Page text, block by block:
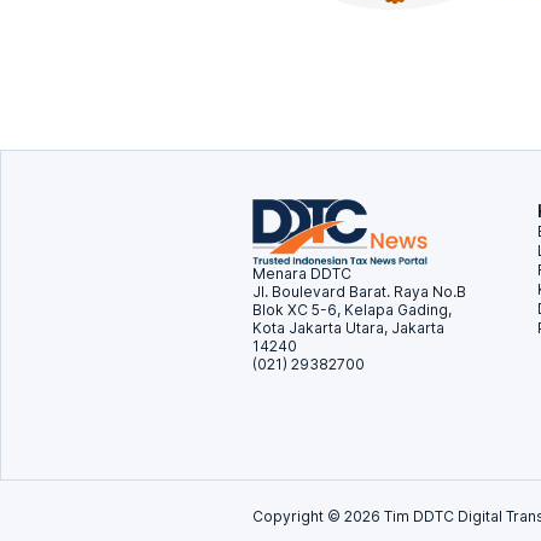
Menara DDTC
Jl. Boulevard Barat. Raya No.B
Blok XC 5-6, Kelapa Gading,
Kota Jakarta Utara, Jakarta
14240
(021) 29382700
Copyright © 2026 Tim DDTC Digital